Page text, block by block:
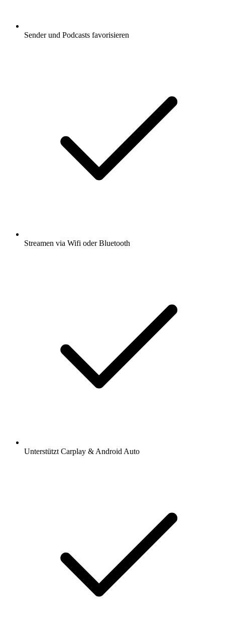
Sender und Podcasts favorisieren
Streamen via Wifi oder Bluetooth
Unterstützt Carplay & Android Auto